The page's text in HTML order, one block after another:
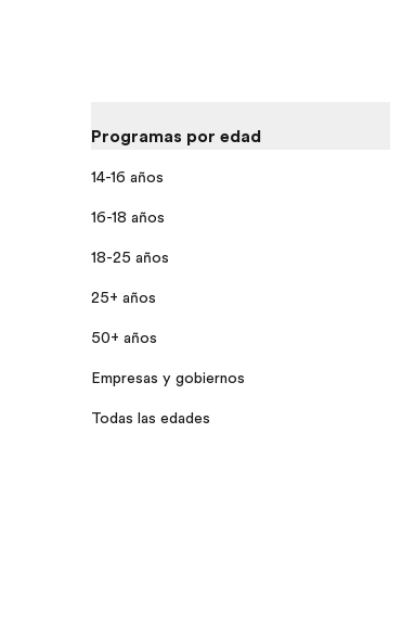
Programas por edad
14-16 años
16-18 años
18-25 años
25+ años
50+ años
Empresas y gobiernos
Todas las edades